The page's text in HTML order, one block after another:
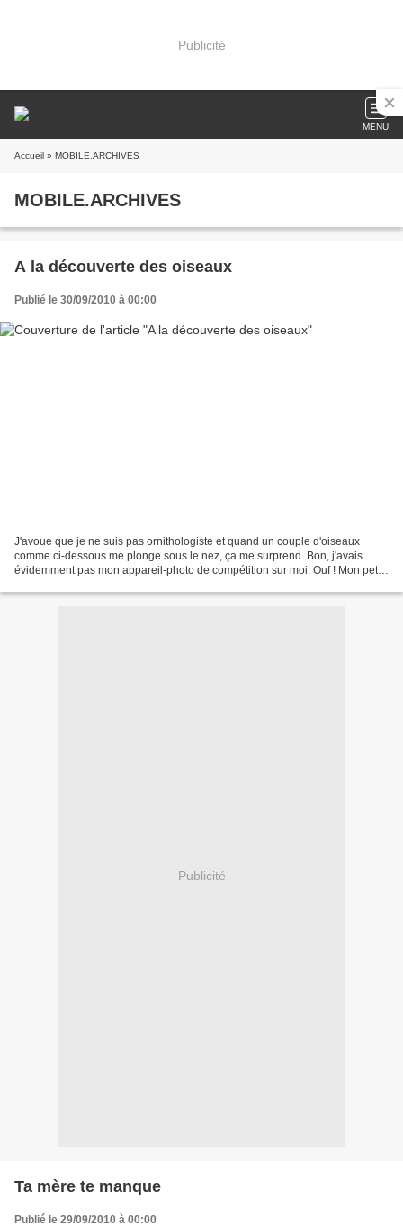
Publicité
MENU
Accueil » MOBILE.ARCHIVES
MOBILE.ARCHIVES
A la découverte des oiseaux
Publié le 30/09/2010 à 00:00
J'avoue que je ne suis pas ornithologiste et quand un couple d'oiseaux
comme ci-dessous me plonge sous le nez, ça me surprend. Bon, j'avais
évidemment pas mon appareil-photo de compétition sur moi. Ouf ! Mon petit
Publicité
Ta mère te manque
Publié le 29/09/2010 à 00:00